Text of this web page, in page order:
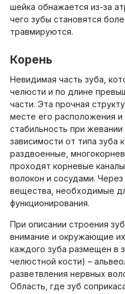
шейка обнажается из-за
чего зубы становятся
травмируются.
Корень
Невидимая часть зуба,
челюсти и по длине
части. Эта прочная
месте его расположения
стабильность при жевании
зависимости от типа
раздвоенные,
проходят корневые
волокон и сосудами.
вещества, необходимые
функционирования.
При описании строения
внимание и окружающие
каждого зуба размещен в
челюстной кости) –
разветвления нервных
Область, где зуб